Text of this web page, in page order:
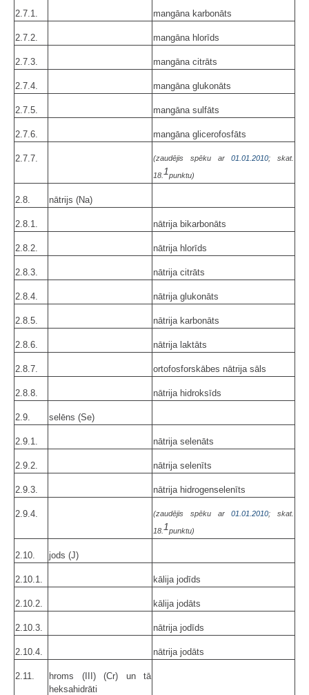
2.7.1. mangāna karbonāts
2.7.2. mangāna hlorīds
2.7.3. mangāna citrāts
2.7.4. mangāna glukonāts
2.7.5. mangāna sulfāts
2.7.6. mangāna glicerofosfāts
2.7.7. (zaudējis spēku ar01.01.2010; skat.
18. 1punktu)
2.8. nātrijs (Na)
2.8.1. nātrija bikarbonāts
2.8.2. nātrija hlorīds
2.8.3. nātrija citrāts
2.8.4. nātrija glukonāts
2.8.5. nātrija karbonāts
2.8.6. nātrija laktāts
2.8.7. ortofosforskābes nātrija sāls
2.8.8. nātrija hidroksīds
2.9. selēns (Se)
2.9.1. nātrija selenāts
2.9.2. nātrija selenīts
2.9.3. nātrija hidrogenselenīts
2.9.4. (zaudējis spēku ar01.01.2010; skat.
18. 1punktu)
2.10. jods (J)
2.10.1. kālija jodīds
2.10.2. kālija jodāts
2.10.3. nātrija jodīds
2.10.4. nātrija jodāts
2.11.
hroms (III) (Cr) un tā
heksahidrāti